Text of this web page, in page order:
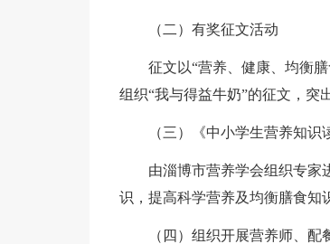
（二）有奖征文活动
征文以“营养、健康、均衡
组织“我与得益牛奶”的征文，突
（三）《中小学生营养知识
由淄博市营养学会组织专家
识，提高科学营养及均衡膳食知
（四）组织开展营养师、配